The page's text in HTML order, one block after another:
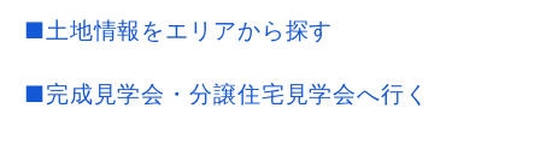
■土地情報をエリアから探す
■完成見学会・分譲住宅見学会へ行く